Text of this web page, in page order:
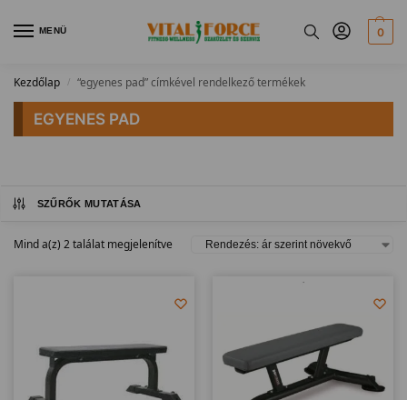
MENÜ 0
Kezdőlap / “egyenes pad” címkével rendelkező termékek
EGYENES PAD
SZŰRŐK MUTATÁSA
Mind a(z) 2 találat megjelenítve